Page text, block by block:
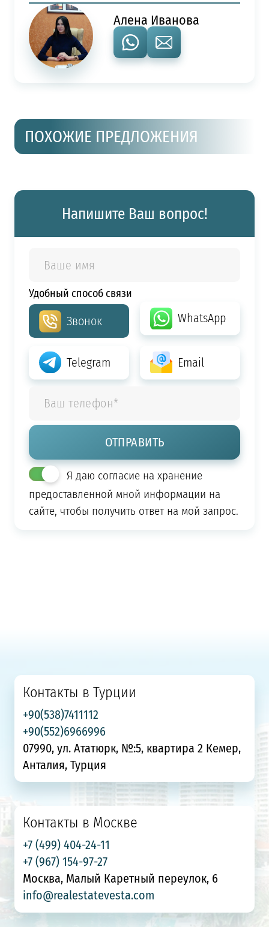
Алена Иванова
ПОХОЖИЕ ПРЕДЛОЖЕНИЯ
Напишите Ваш вопрос!
Удобный способ связи
Звонок WhatsApp
Telegram Email
Я даю согласие на хранение
предоставленной мной информации на
сайте, чтобы получить ответ на мой запрос.
Контакты в Турции
+90(538)7411112
+90(552)6966996
07990, ул. Ататюрк, №:5, квартира 2 Кемер,
Анталия, Турция
Контакты в Москве
+7 (499) 404-24-11
+7 (967) 154-97-27
Москва, Малый Каретный переулок, 6
info@realestatevesta.com